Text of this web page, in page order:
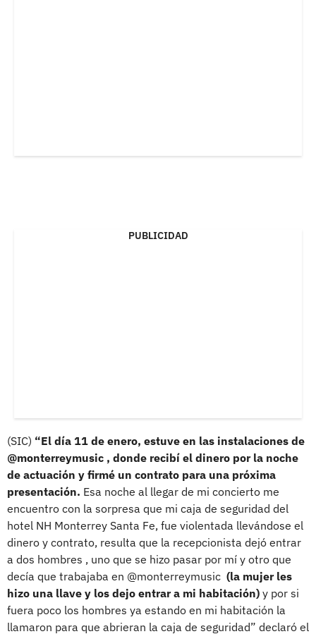
PUBLICIDAD
(SIC) “El día 11 de enero, estuve en las instalaciones de
@monterreymusic , donde recibí el dinero por la noche
de actuación y firmé un contrato para una próxima
presentación. Esa noche al llegar de mi concierto me
encuentro con la sorpresa que mi caja de seguridad del
hotel NH Monterrey Santa Fe, fue violentada llevándose el
dinero y contrato, resulta que la recepcionista dejó entrar
a dos hombres , uno que se hizo pasar por mí y otro que
decía que trabajaba en @monterreymusic (la mujer les
hizo una llave y los dejo entrar a mi habitación) y por si
fuera poco los hombres ya estando en mi habitación la
llamaron para que abrieran la caja de seguridad” declaró el